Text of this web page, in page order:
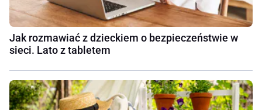
Jak rozmawiać z dzieckiem o bezpieczeństwie w
sieci. Lato z tabletem